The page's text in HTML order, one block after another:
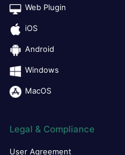
Web Plugin
iOS
Android
Windows
MacOS
Legal & Compliance
User Agreement